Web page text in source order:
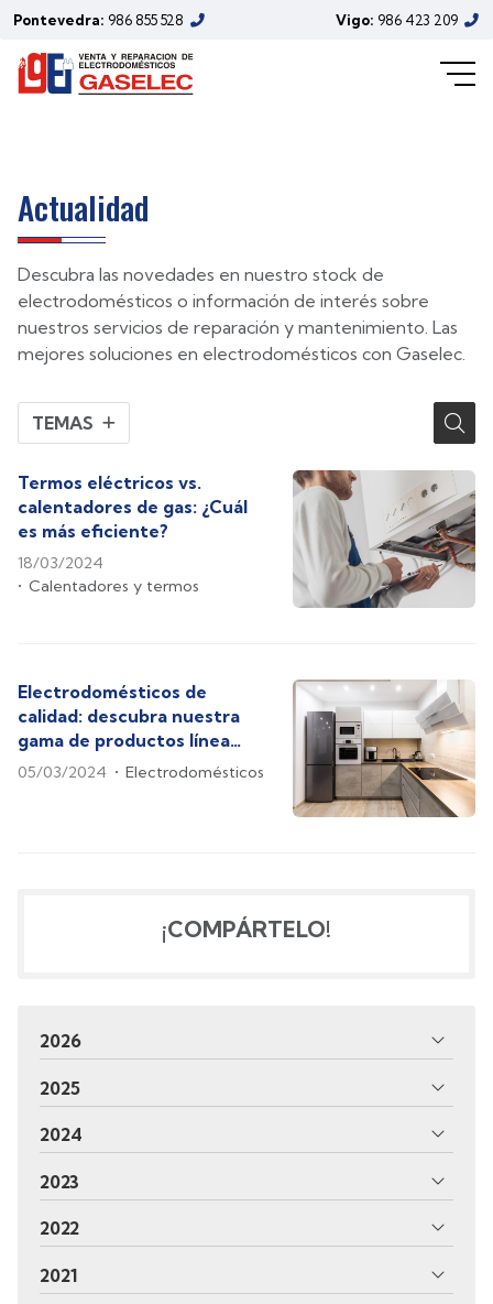
Pontevedra: 986 855 528 Vigo: 986 423 209
electrodomésticos de Gaselec
(Marzo/2024)
Actualidad
Descubra las novedades en nuestro stock de
electrodomésticos o información de interés sobre
nuestros servicios de reparación y mantenimiento. Las
mejores soluciones en electrodomésticos con Gaselec.
TEMAS
Termos eléctricos vs.
calentadores de gas: ¿Cuál
es más eficiente?
18/03/2024
Calentadores y termos
Electrodomésticos de
calidad: descubra nuestra
gama de productos línea
blanca
05/03/2024 Electrodomésticos
¡COMPÁRTELO!
2026
2025
2024
2023
2022
2021